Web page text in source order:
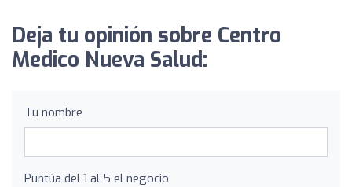
Deja tu opinión sobre Centro
Medico Nueva Salud:
Tu nombre
Puntúa del 1 al 5 el negocio